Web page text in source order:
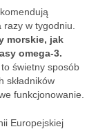
razy w tygodniu.
morskie, jak
omega-3.
świetny sposób
składników
funkcjonowanie.
Europejskiej